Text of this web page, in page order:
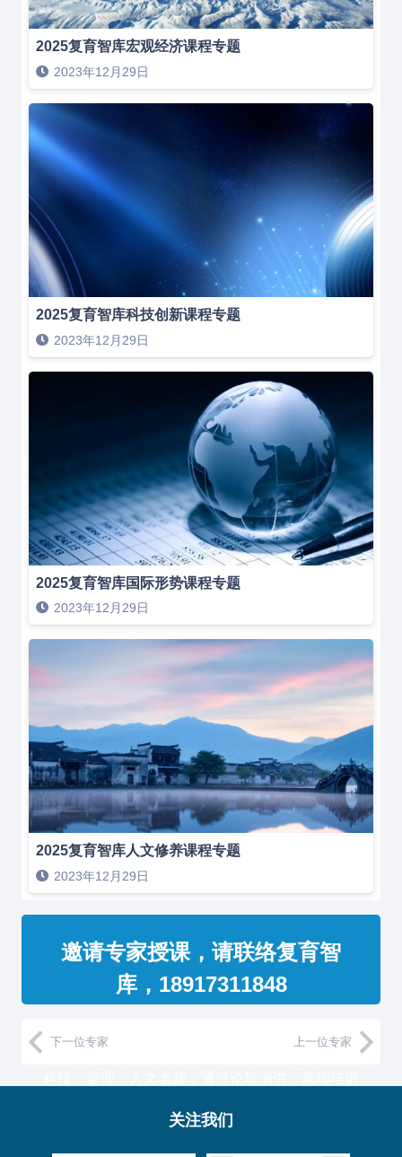
2025复育智库宏观经济课程专题
2023年12月29日
2025复育智库科技创新课程专题
2023年12月29日
2025复育智库国际形势课程专题
2023年12月29日
2025复育智库人文修养课程专题
2023年12月29日
邀请专家授课，请联络复育智
库，18917311848
教授和500强企业高管，汇聚国内外一流的经济、
升维！
下一位专家 上一位专家
关注我们